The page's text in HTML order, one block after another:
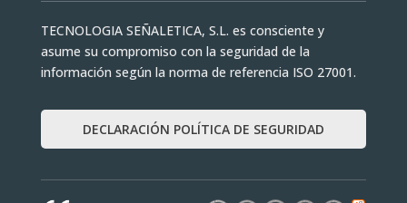
TECNOLOGIA SEÑALETICA, S.L. es consciente y
asume su compromiso con la seguridad de la
información según la norma de referencia ISO 27001.
DECLARACIÓN POLÍTICA DE SEGURIDAD